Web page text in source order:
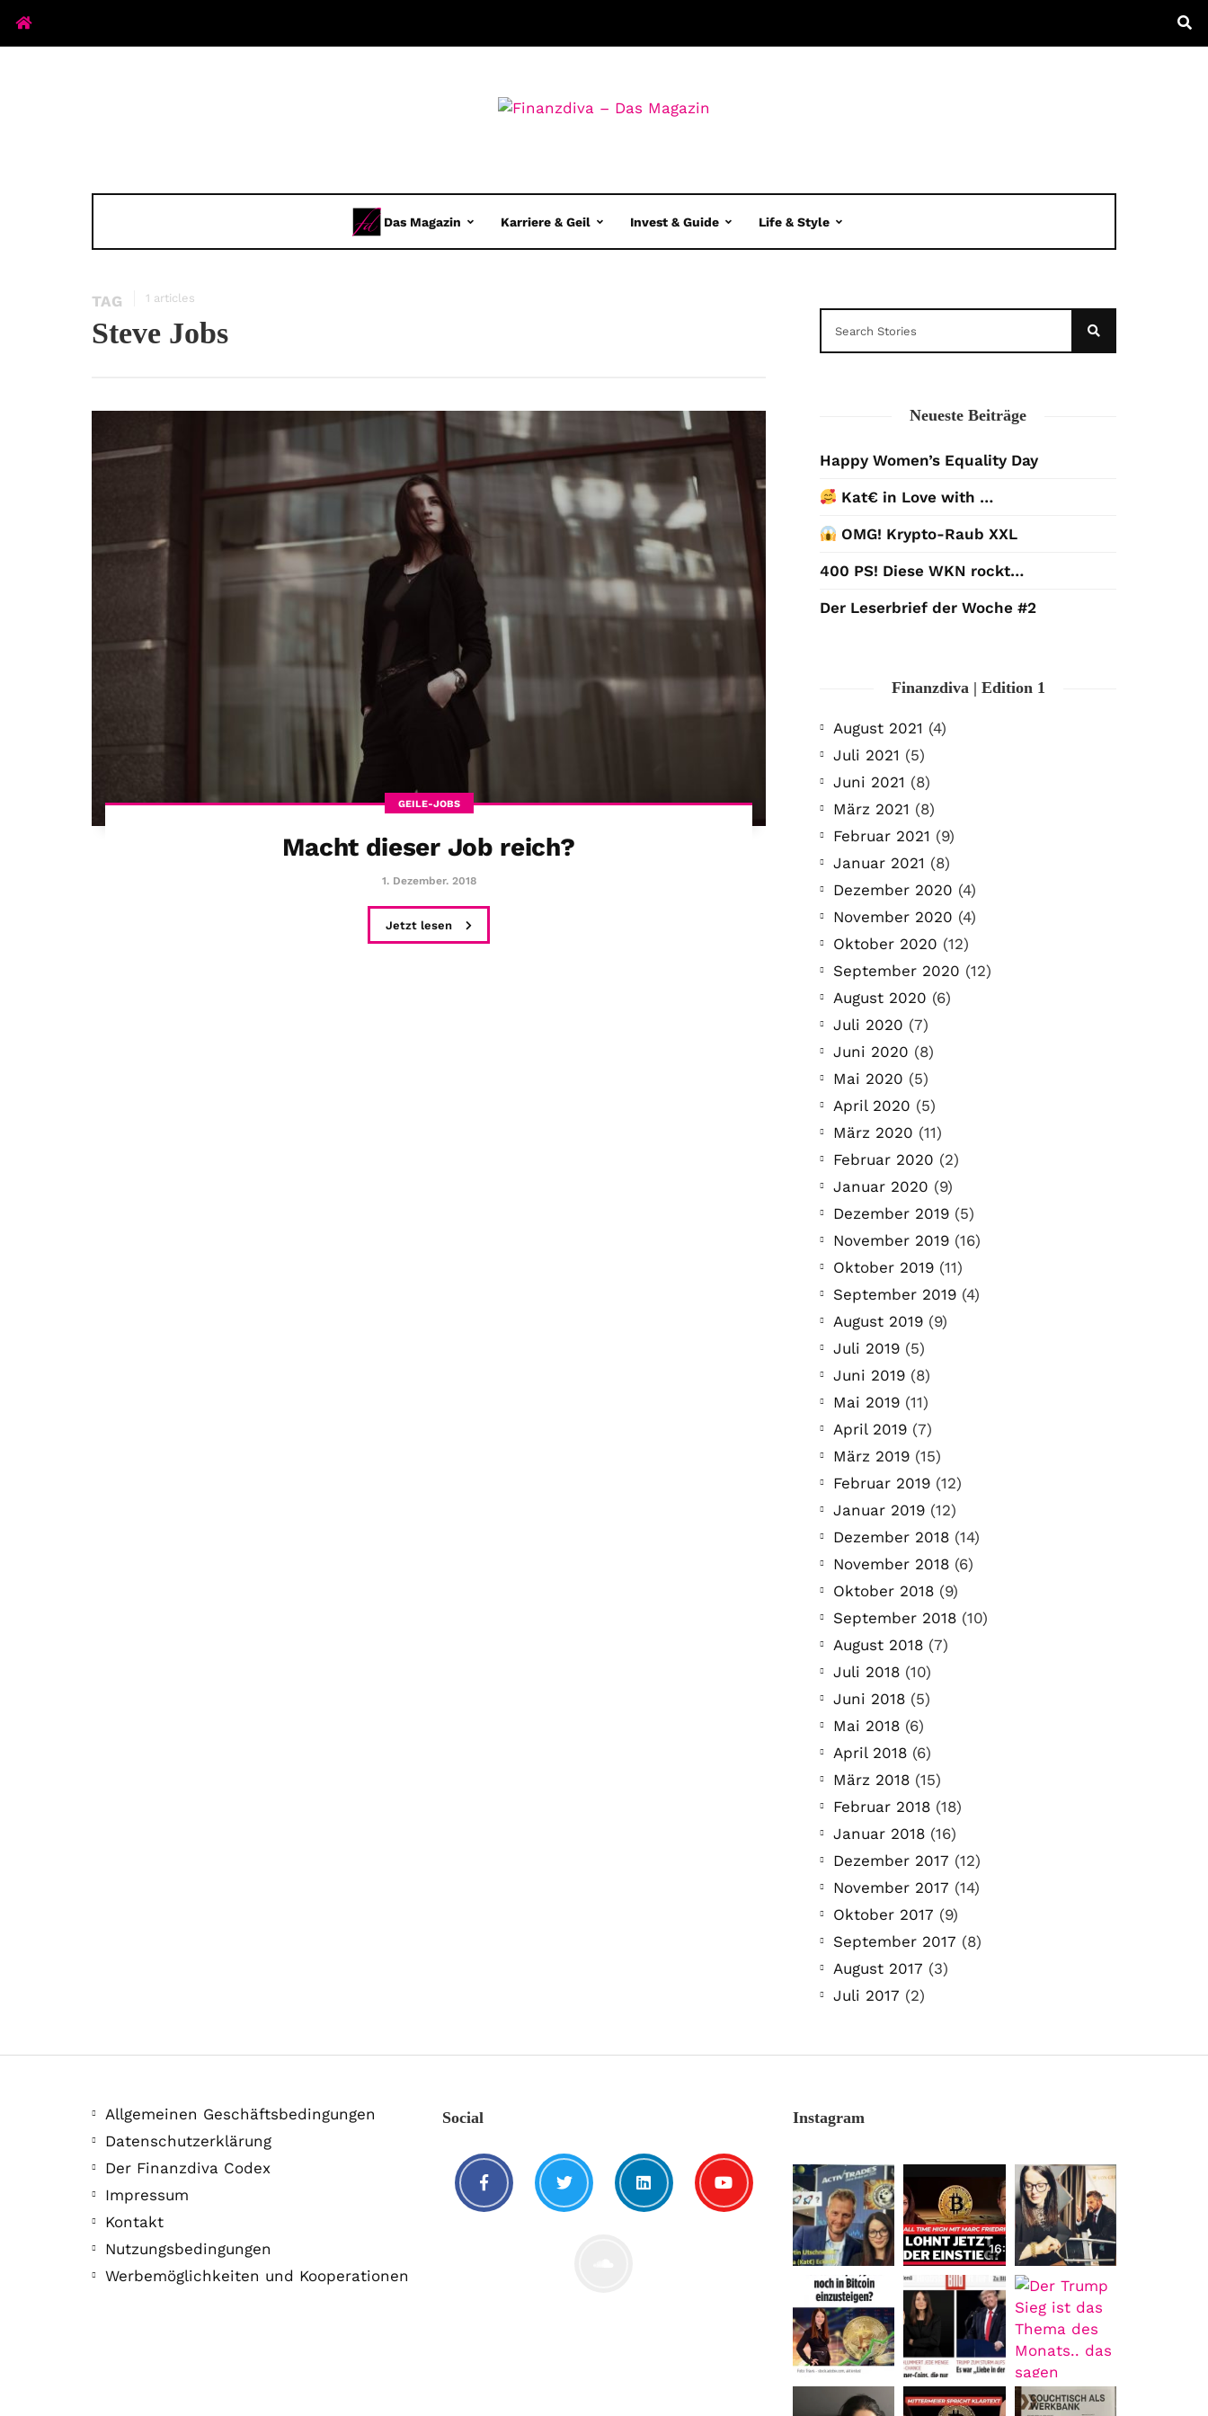
Das Magazin Karriere & Geil Invest & Guide Life & Style
TAG 1 articles
Steve Jobs
GEILE-JOBS
Macht dieser Job reich?
1. Dezember. 2018
Jetzt lesen
Neueste Beiträge
Happy Women’s Equality Day
Kat€ in Love with …
OMG! Krypto-Raub XXL
400 PS! Diese WKN rockt…
Der Leserbrief der Woche #2
Finanzdiva | Edition 1
August 2021 (4)
Juli 2021 (5)
Juni 2021 (8)
März 2021 (8)
Februar 2021 (9)
Januar 2021 (8)
Dezember 2020 (4)
November 2020 (4)
Oktober 2020 (12)
September 2020 (12)
August 2020 (6)
Juli 2020 (7)
Juni 2020 (8)
Mai 2020 (5)
April 2020 (5)
März 2020 (11)
Februar 2020 (2)
Januar 2020 (9)
Dezember 2019 (5)
November 2019 (16)
Oktober 2019 (11)
September 2019 (4)
August 2019 (9)
Juli 2019 (5)
Juni 2019 (8)
Mai 2019 (11)
April 2019 (7)
März 2019 (15)
Februar 2019 (12)
Januar 2019 (12)
Dezember 2018 (14)
November 2018 (6)
Oktober 2018 (9)
September 2018 (10)
August 2018 (7)
Juli 2018 (10)
Juni 2018 (5)
Mai 2018 (6)
April 2018 (6)
März 2018 (15)
Februar 2018 (18)
Januar 2018 (16)
Dezember 2017 (12)
November 2017 (14)
Oktober 2017 (9)
September 2017 (8)
August 2017 (3)
Juli 2017 (2)
Allgemeinen Geschäftsbedingungen
Datenschutzerklärung
Der Finanzdiva Codex
Impressum
Kontakt
Nutzungsbedingungen
Werbemöglichkeiten und Kooperationen
Social Instagram
COMMUNITY
Der Leserbrief der
Woche #2
Der Leserbrief der Woche Viele Leser
stellen ganz persönliche Fragen. Vielleicht
hast du auch spezielle Fragen im Kopf?
Aber du hast dich bis jetzt nicht getraut sie
zu stellen? Kein Problem!...
Jetzt lesen